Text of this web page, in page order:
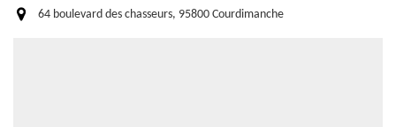
64 boulevard des chasseurs, 95800 Courdimanche